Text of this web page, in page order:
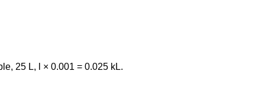
25 L, l × 0.001 = 0.025 kL.